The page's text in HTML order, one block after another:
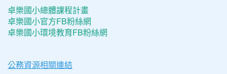
卓樂國小總體課程計畫
卓樂國小官方FB粉絲網
卓樂國小環境教育FB粉絲網
公務資源相關連結